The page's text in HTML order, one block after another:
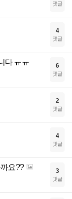
댓글
4
댓글
다 ㅠㅠ 6
댓글
2
댓글
4
댓글
요?? 3
댓글